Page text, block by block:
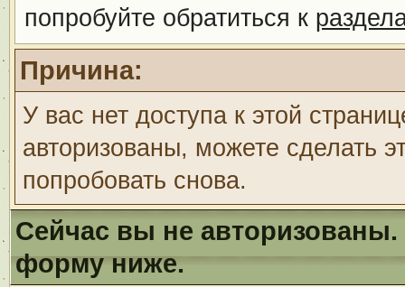
попробуйте обратиться к
Причина:
У вас нет доступа к этой
авторизованы, можете сделать
попробовать снова.
Сейчас вы не авторизованы.
форму ниже.